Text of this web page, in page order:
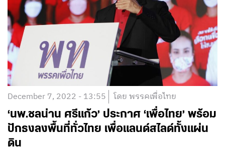
December 7, 2022 - 13:55 โดย พรรคเพื่อไทย
‘นพ.ชลน่าน ศรีแก้ว’ ประกาศ ‘เพื่อไทย’ พร้อม
ปักธงลงพื้นที่ทั่วไทย เพื่อแลนด์สไลด์ทั้งแผ่น
ดิน